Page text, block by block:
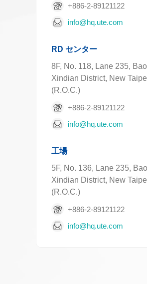
+886-2-89121122
info@hq.ute.com
RD センター
8F, No. 118, Lane 235,
Xindian District, New
(R.O.C.)
+886-2-89121122
info@hq.ute.com
工場
5F, No. 136, Lane 235,
Xindian District, New
(R.O.C.)
+886-2-89121122
info@hq.ute.com